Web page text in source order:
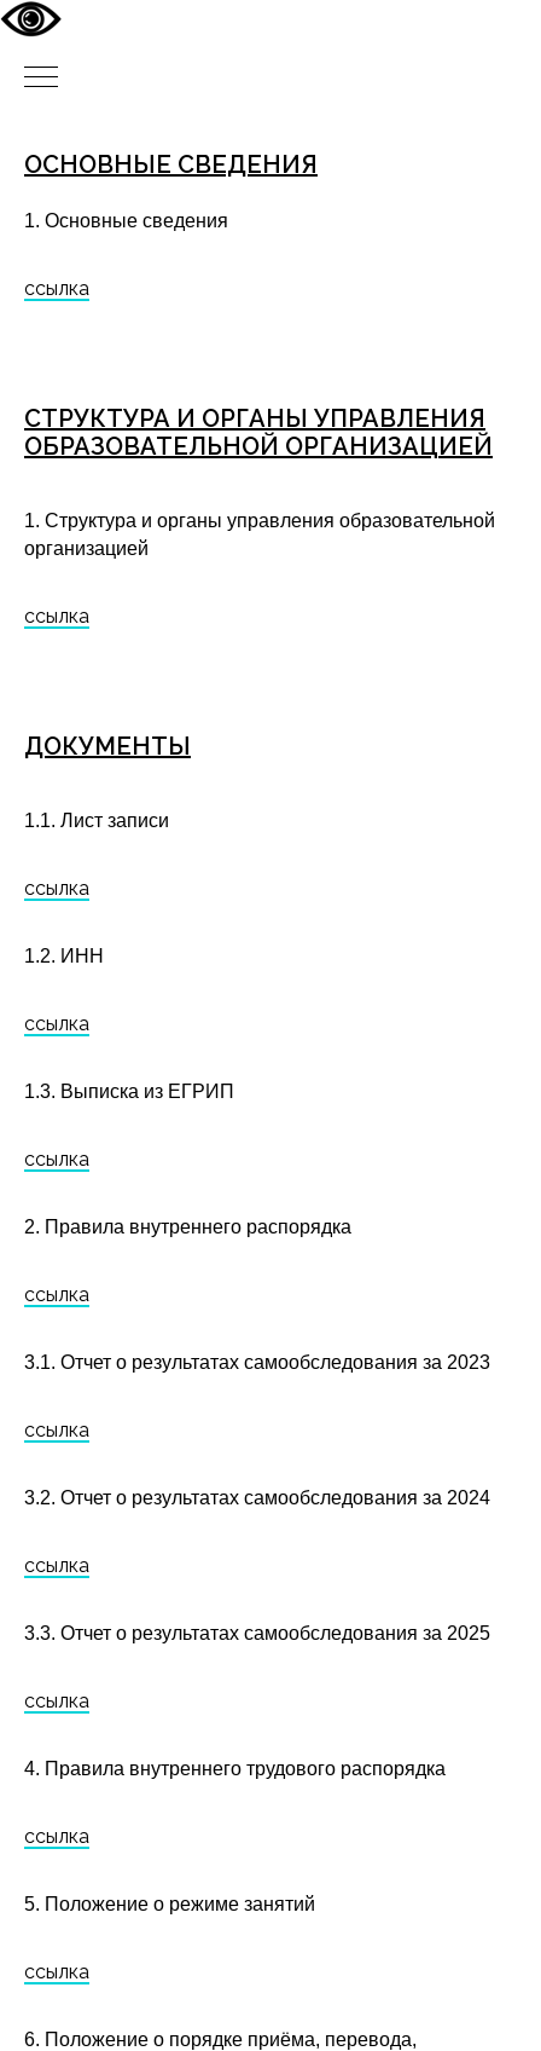
ОСНОВНЫЕ СВЕДЕНИЯ
1. Основные сведения
ссылка
СТРУКТУРА И ОРГАНЫ УПРАВЛЕНИЯ
ОБРАЗОВАТЕЛЬНОЙ ОРГАНИЗАЦИЕЙ
1. Структура и органы управления образовательной
организацией
ссылка
ДОКУМЕНТЫ
1.1. Лист записи
ссылка
1.2. ИНН
ссылка
1.3. Выписка из ЕГРИП
ссылка
2. Правила внутреннего распорядка
ссылка
3.1. Отчет о результатах самообследования за 2023
ссылка
3.2. Отчет о результатах самообследования за 2024
ссылка
3.3. Отчет о результатах самообследования за 2025
ссылка
4. Правила внутреннего трудового распорядка
ссылка
5. Положение о режиме занятий
ссылка
6. Положение o порядке приёма, перевода,